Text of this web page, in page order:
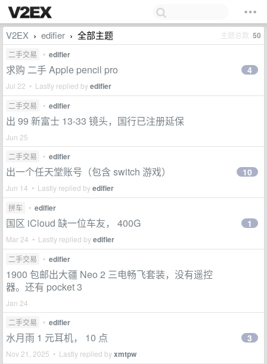
V2EX › edifier › 全部主题 主题总数 50
二手交易 • edifier
求购 二手 Apple pencil pro
Jul 22 • Lastly replied byedifier
4
二手交易 • edifier
出 99 新富士 13-33 镜头，国行已注册延保
Jun 25
二手交易
• edifier
出一个任天堂账号（包含 switch 游戏）
Jun 14 • Lastly replied byedifier
10
拼车 • edifier
国区 iCloud 缺一位车友， 400G
Mar 24 • Lastly replied byedifier
1
二手交易 • edifier
1900 包邮出大疆 Neo 2 三电畅飞套装，没有遥控
器。还有 pocket 3
Jan 24
二手交易
• edifier
水月雨 1 元耳机， 10 点
Nov 21, 2025 • Lastly replied byxmtpw
3